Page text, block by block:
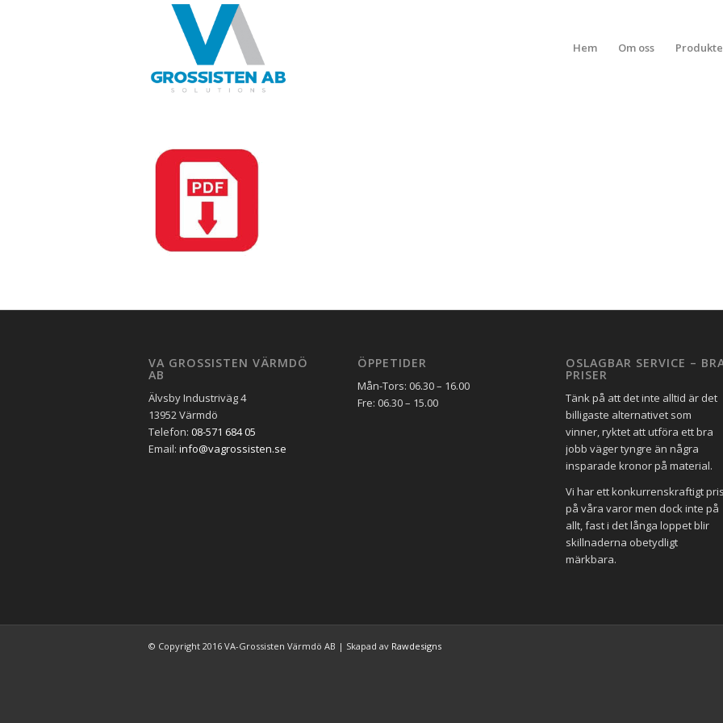
Hem Om oss
VA GROSSISTEN VÄRMDÖ
AB
Älvsby Industriväg 4
13952 Värmdö
Telefon:08-571 684 05
Email:info@vagrossisten.se
ÖPPETIDER
Mån-Tors: 06.30 – 16.00
Fre: 06.30 – 15.00
OSLAGBAR SERVICE –
PRISER
Tänk på att det inte alltid är det
billigaste alternativet som
vinner, ryktet att utföra ett bra
jobb väger tyngre än några
insparade kronor på material.
Vi har ett konkurrenskraftigt pris
på våra varor men dock inte på
allt, fast i det långa loppet blir
skillnaderna obetydligt
märkbara.
© Copyright 2016 VA-Grossisten Värmdö AB | Skapad av Rawdesigns